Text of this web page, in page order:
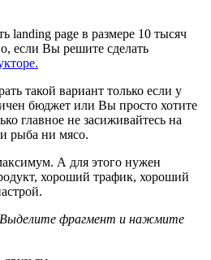
landing page в размере 10 тысяч
если Вы решите сделать
такой вариант только если у
бюджет или Вы просто хотите
главное не засиживайтесь на
рыба ни мясо.
А для этого нужен
хороший трафик, хороший
фрагмент и нажмите